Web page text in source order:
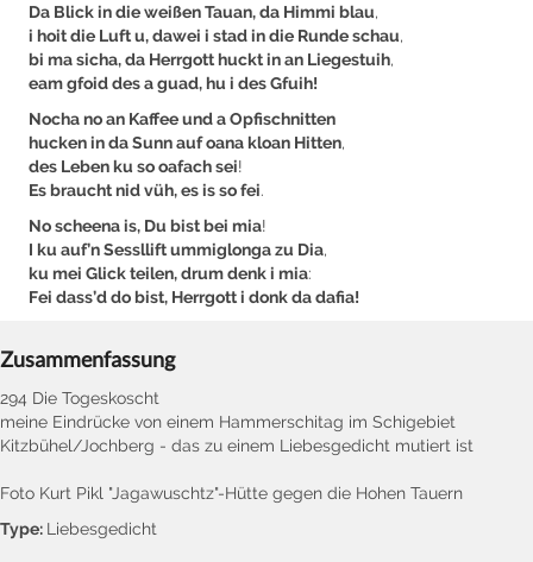
Da Blick in die weißen Tauan, da Himmi blau,
i hoit die Luft u, dawei i stad in die Runde schau,
bi ma sicha, da Herrgott huckt in an Liegestuih,
eam gfoid des a guad, hu i des Gfuih!
Nocha no an Kaffee und a Opfischnitten
hucken in da Sunn auf oana kloan Hitten,
des Leben ku so oafach sei!
Es braucht nid vüh, es is so fei.
No scheena is, Du bist bei mia!
I ku auf’n Sessllift ummiglonga zu Dia,
ku mei Glick teilen, drum denk i mia:
Fei dass’d do bist, Herrgott i donk da dafia!
Zusammenfassung
294 Die Togeskoscht
meine Eindrücke von einem Hammerschitag im Schigebiet
Kitzbühel/Jochberg - das zu einem Liebesgedicht mutiert ist
Foto Kurt Pikl "Jagawuschtz"-Hütte gegen die Hohen Tauern
Type: Liebesgedicht